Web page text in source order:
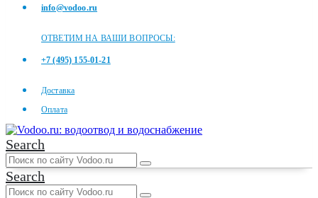
info@vodoo.ru
ОТВЕТИМ НА ВАШИ ВОПРОСЫ:
+7 (495) 155-01-21
Доставка
Оплата
Search
Search